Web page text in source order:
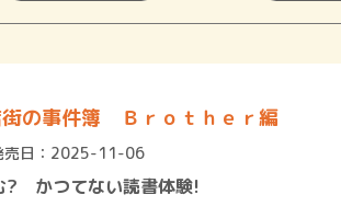
の事件簿 Ｂｒｏｔｈｅｒ編
売日：2025-11-06
? かつてない読書体験!